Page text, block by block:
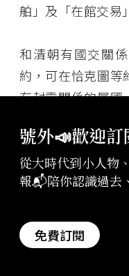
舶」及「在館交易
和清朝有國交關
約，可在恰克圖等
有封貢關係的屬國
諒山等約定的陸
的與國、屬國以及
國海關的管理與課
外貿易的港口互市
節團居住的館舍中
商人優免課稅的在
號外📣歡迎訂
從大時代到小人物
報📬陪你認識過去
免費訂閱